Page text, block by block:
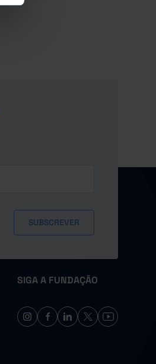
SIGA A FUNDAÇÃO